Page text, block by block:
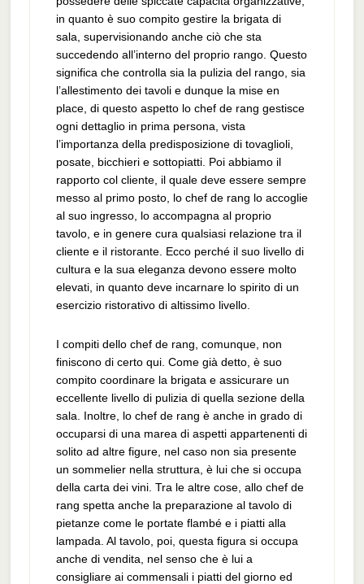
in quanto è suo compito gestire la brigata di
sala, supervisionando anche ciò che sta
succedendo all’interno del proprio rango. Questo
significa che controlla sia la pulizia del rango, sia
l’allestimento dei tavoli e dunque la mise en
place, di questo aspetto lo chef de rang gestisce
ogni dettaglio in prima persona, vista
l’importanza della predisposizione di tovaglioli,
posate, bicchieri e sottopiatti. Poi abbiamo il
rapporto col cliente, il quale deve essere sempre
messo al primo posto, lo chef de rang lo accoglie
al suo ingresso, lo accompagna al proprio
tavolo, e in genere cura qualsiasi relazione tra il
cliente e il ristorante. Ecco perché il suo livello di
cultura e la sua eleganza devono essere molto
elevati, in quanto deve incarnare lo spirito di un
esercizio ristorativo di altissimo livello.
I compiti dello chef de rang, comunque, non
finiscono di certo qui. Come già detto, è suo
compito coordinare la brigata e assicurare un
eccellente livello di pulizia di quella sezione della
sala. Inoltre, lo chef de rang è anche in grado di
occuparsi di una marea di aspetti appartenenti di
solito ad altre figure, nel caso non sia presente
un sommelier nella struttura, è lui che si occupa
della carta dei vini. Tra le altre cose, allo chef de
rang spetta anche la preparazione al tavolo di
pietanze come le portate flambé e i piatti alla
lampada. Al tavolo, poi, questa figura si occupa
anche di vendita, nel senso che è lui a
consigliare ai commensali i piatti del giorno ed